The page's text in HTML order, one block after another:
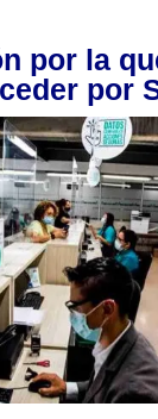
por la
por